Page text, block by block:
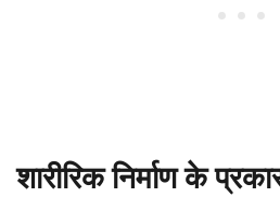
शारीरिक निर्माण के